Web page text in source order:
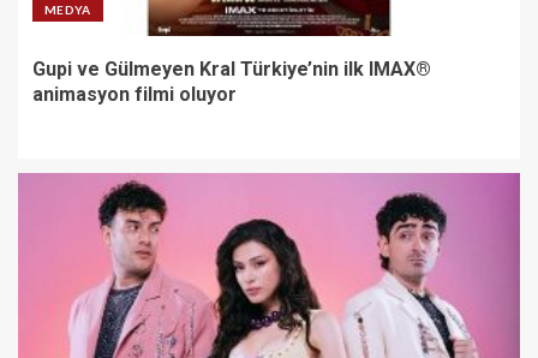
MEDYA
Gupi ve Gülmeyen Kral Türkiye’nin ilk IMAX®
animasyon filmi oluyor